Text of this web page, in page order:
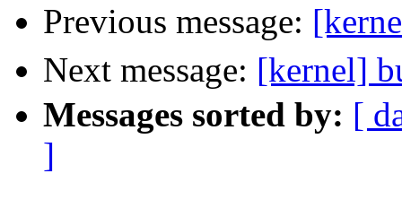
Previous message:
Next message: [kernel]
Messages sorted by: [
]